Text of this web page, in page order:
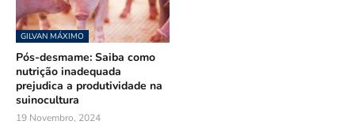
GILVAN MÁXIMO
Pós-desmame: Saiba como
nutrição inadequada
prejudica a produtividade na
suinocultura
19 Novembro, 2024